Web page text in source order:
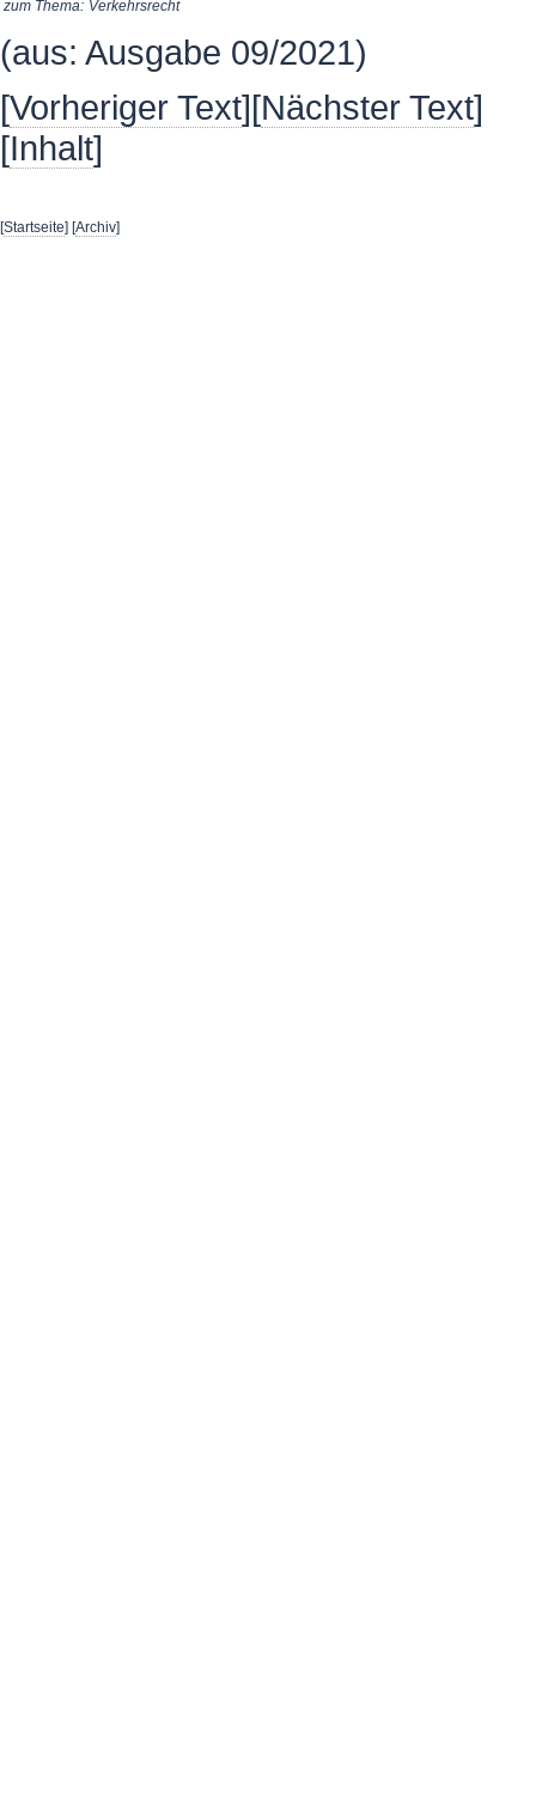
zum Thema: Verkehrsrecht
(aus: Ausgabe 09/2021)
[Vorheriger Text][Nächster Text]
[Inhalt]
[Startseite] [Archiv]